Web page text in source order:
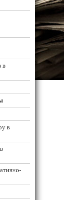
в
в